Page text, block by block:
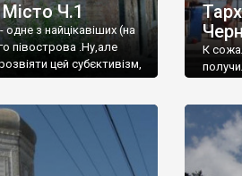
Ч.1
з найцікавіших (на
півострова .Ну,але
цей субєктивізм,
К